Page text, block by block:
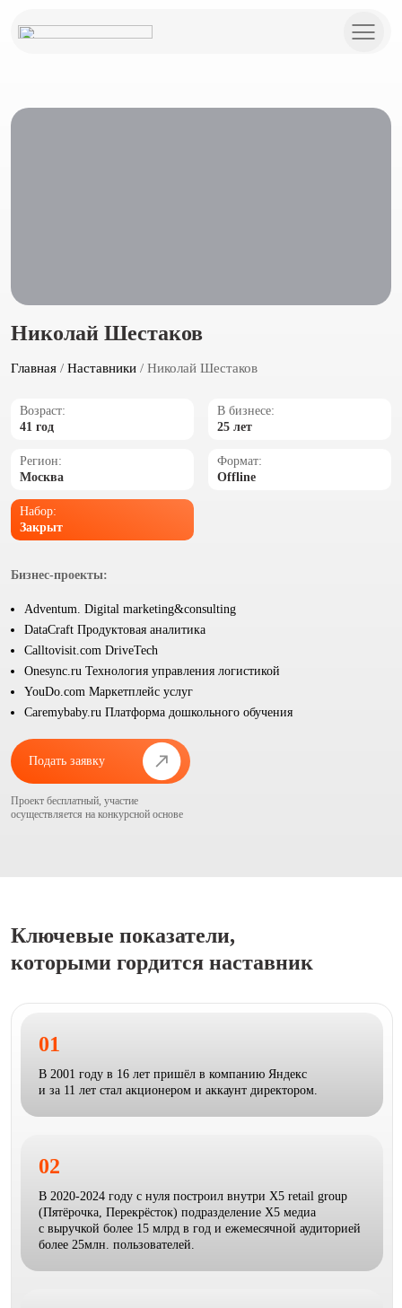
Николай Шестаков
Главная / Наставники / Николай Шестаков
Возраст:
41 год
В бизнесе:
25 лет
Регион:
Москва
Формат:
Offline
Набор:
Закрыт
Бизнес-проекты:
Adventum. Digital marketing&consulting
DataCraft Продуктовая аналитика
Calltovisit.com DriveTech
Onesync.ru Технология управления логистикой
YouDo.com Маркетплейс услуг
Caremybaby.ru Платформа дошкольного обучения
Подать заявку
Проект бесплатный, участие
осуществляется на конкурсной основе
Ключевые показатели,
которыми гордится наставник
01
В 2001 году в 16 лет пришёл в компанию Яндекс
и за 11 лет стал акционером и аккаунт директором.
02
В 2020-2024 году с нуля построил внутри Х5 retail group
(Пятёрочка, Перекрёсток) подразделение Х5 медиа
с выручкой более 15 млрд в год и ежемесячной аудиторией
более 25млн. пользователей.